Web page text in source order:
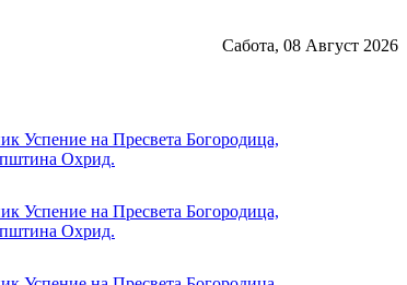
Сабота, 08 Август 2026